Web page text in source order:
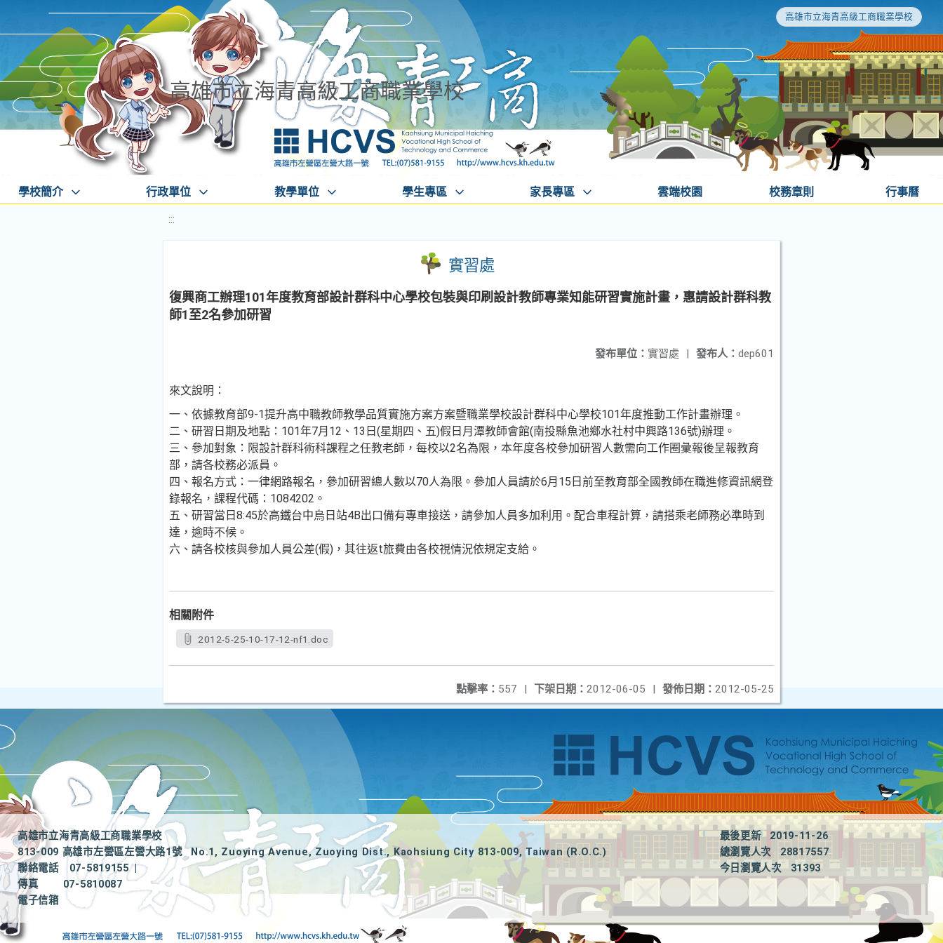
高雄市立海青高級工商職業學校
高雄市立海青高級工商職業學校
學校簡介 行政單位 教學單位 學生專區 家長專區 雲端校園 校務章則 行事曆
:::
實習處
復興商工辦理101年度教育部設計群科中心學校包裝與印刷設計教師專業知能研習實施計畫，惠請設計群科教
師1至2名參加研習
發布人： dep601
發布單位： 實習處 |
來文說明：
一、依據教育部9-1提升高中職教師教學品質實施方案方案暨職業學校設計群科中心學校101年度推動工作計畫辦理。
二、研習日期及地點：101年7月12、13日(星期四、五)假日月潭教師會館(南投縣魚池鄉水社村中興路136號)辦理。
三、參加對象：限設計群科術科課程之任教老師，每校以2名為限，本年度各校參加研習人數需向工作圈彙報後呈報教育
部，請各校務必派員。
四、報名方式：一律網路報名，參加研習總人數以70人為限。參加人員請於6月15日前至教育部全國教師在職進修資訊網登
錄報名，課程代碼：1084202。
五、研習當日8:45於高鐵台中烏日站4B出口備有專車接送，請參加人員多加利用。配合車程計算，請搭乘老師務必準時到
達，逾時不候。
六、請各校核與參加人員公差(假)，其往返t旅費由各校視情況依規定支給。
相關附件
2012-5-25-10-17-12-nf1.doc
發佈日期： 2012-05-25
下架日期： 2012-06-05 |
點擊率： 557 |
高雄市立海青高級工商職業學校
813-009 高雄市左營區左營大路1號
No.1, Zuoying Avenue, Zuoying Dist., Kaohsiung City 813-009, Taiwan (R.O.C.)
聯絡電話
07-5819155
|
傳真
07-5810087
電子信箱
最後更新
2019-11-26
總瀏覽人次
28817557
今日瀏覽人次
31393